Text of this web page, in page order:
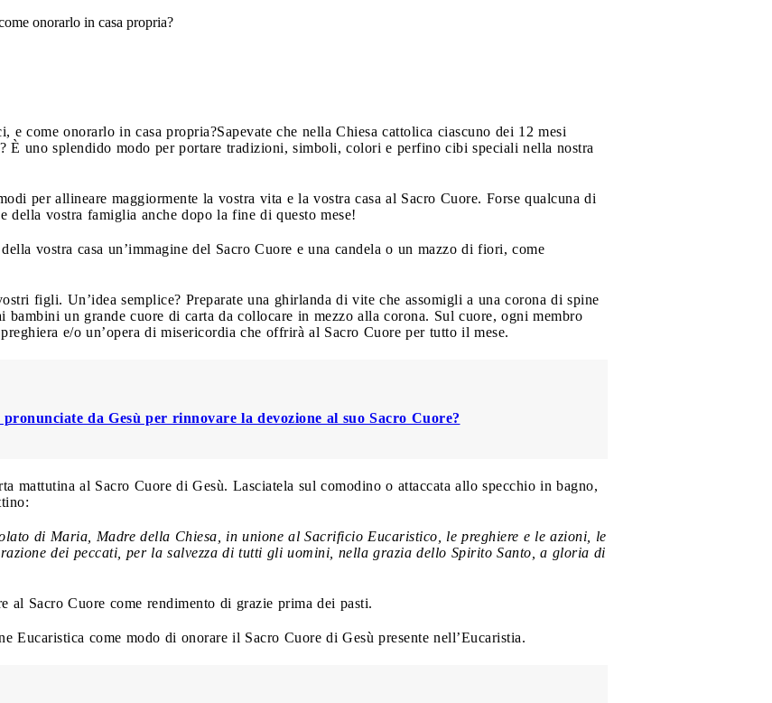
onorarlo in casa propria?
e come onorarlo in casa propria?Sapevate che nella Chiesa cattolica ciascuno dei 12 mesi
È uno splendido modo per portare tradizioni, simboli, colori e perfino cibi speciali nella nostra
per allineare maggiormente la vostra vita e la vostra casa al Sacro Cuore. Forse qualcuna di
della vostra famiglia anche dopo la fine di questo mese!
vostra casa un’immagine del Sacro Cuore e una candela o un mazzo di fiori, come
figli. Un’idea semplice? Preparate una ghirlanda di vite che assomigli a una corona di spine
bambini un grande cuore di carta da collocare in mezzo alla corona. Sul cuore, ogni membro
e/o un’opera di misericordia che offrirà al Sacro Cuore per tutto il mese.
pronunciate da Gesù per rinnovare la devozione al suo Sacro Cuore?
mattutina al Sacro Cuore di Gesù. Lasciatela sul comodino o attaccata allo specchio in bagno,
di Maria, Madre della Chiesa, in unione al Sacrificio Eucaristico, le preghiere e le azioni, le
dei peccati, per la salvezza di tutti gli uomini, nella grazia dello Spirito Santo, a gloria di
al Sacro Cuore come rendimento di grazie prima dei pasti.
Eucaristica come modo di onorare il Sacro Cuore di Gesù presente nell’Eucaristia.